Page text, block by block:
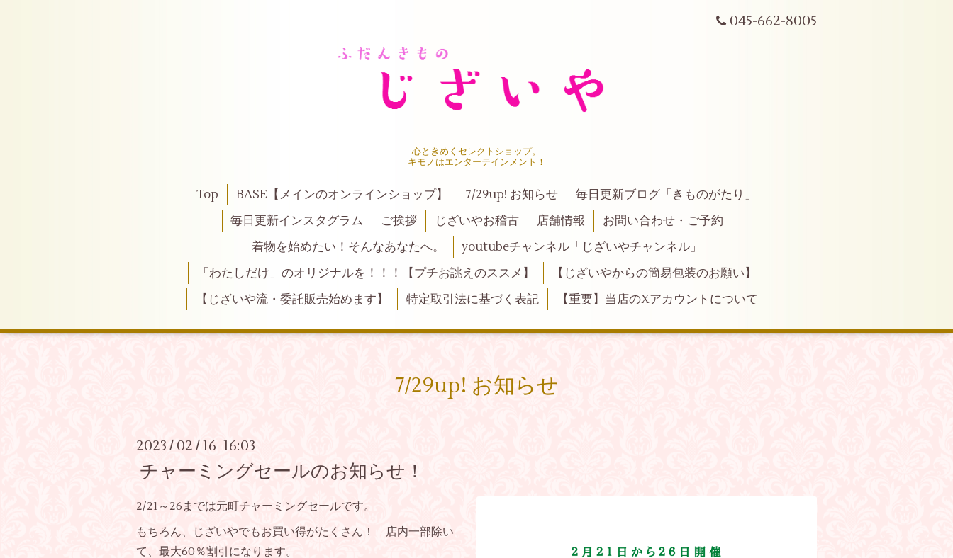
045-662-8005
心ときめくセレクトショップ。
キモノはエンターテインメント！
Top BASE【メインのオンラインショップ】 7/29up! お知らせ
毎日更新ブログ「きものがたり」
毎日更新インスタグラム
ご挨拶 じざいやお稽古 店舗情報
お問い合わせ・ご予約
着物を始めたい！そんなあなたへ。
youtubeチャンネル「じざいやチャンネル」
「わたしだけ」のオリジナルを！！！【プチお誂えのススメ】
【じざいやからの簡易包装のお願い】
【じざいや流・委託販売始めます】
特定取引法に基づく表記 【重要】当店のXアカウントについて
7/29up! お知らせ
2023 / 02 / 16 16:03
チャーミングセールのお知らせ！
2/21～26までは元町チャーミングセールです。
もちろん、じざいやでもお買い得がたくさん！ 店内一部除い
て、最大60％割引になります。